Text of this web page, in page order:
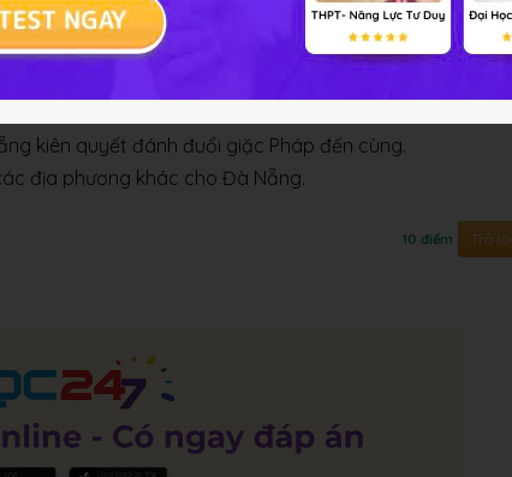
mới chỉ chiếm được bán đảo Sơn Trà?
"vườn không nhà trống".
kiên quyết đánh đuổi giặc Pháp đến cùng.
địa phương khác cho Đà Nẵng.
10 điểm Trả lời